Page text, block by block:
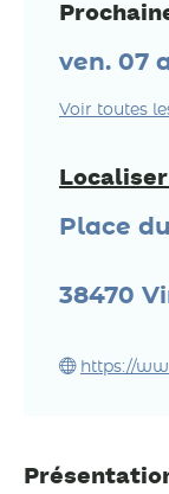
ven. 07
Voir toutes
Place
38470
https://